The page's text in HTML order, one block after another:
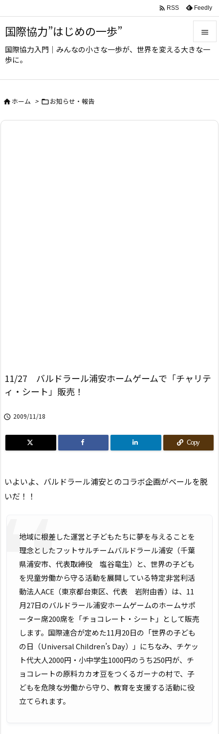
国際協力”はじめの一歩”
国際協力入門｜みんなの小さな一歩が、世界を変える大きな一
歩に。



 RSS Feedly
ホーム > お知らせ・報告
11/27 バルドラール浦安ホームゲームで「チャリテ
ィ・シート」販売！
 2009/11/18
Copy
いよいよ、バルドラール浦安とのコラボ企画がベールを脱
いだ！！
地域に根差した運営と子どもたちに夢を与えることを
理念としたフットサルチームバルドラール浦安（千葉
県浦安市、代表取締役 塩谷竜生）と、世界の子ども
を児童労働から守る活動を展開している特定非営利活
動法人ACE（東京都台東区、代表 岩附由香）は、11
月27日のバルドラール浦安ホームゲームのホームサポ
ーター席200席を「チョコレート・シート」として販売
します。国際連合が定めた11月20日の「世界の子ども
の日（Universal Children’s Day）」にちなみ、チケッ
ト代大人2000円・小中学生1000円のうち250円が、チ
ョコレートの原料カカオ豆をつくるガーナの村で、子
どもを危険な労働から守り、教育を支援する活動に役
立てられます。